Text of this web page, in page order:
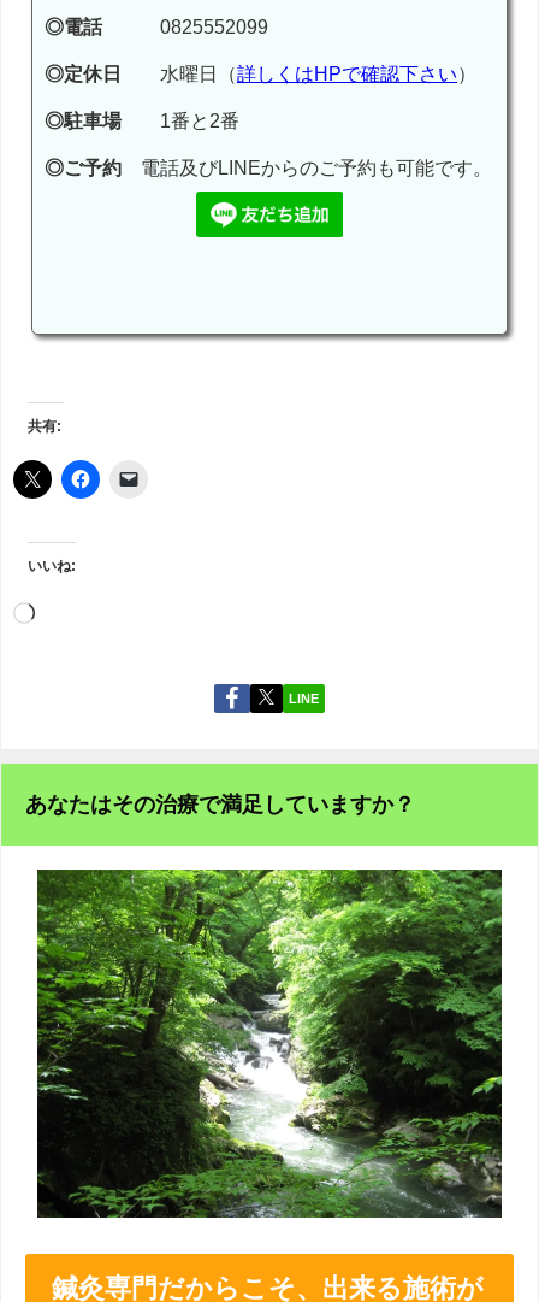
◎電話0825552099
◎定休日 水曜日（詳しくはHPで確認下さい）
◎駐車場1番と2番
◎ご予約 電話及びLINEからのご予約も可能です。
共有:
いいね:
LINE
あなたはその治療で満足していますか？
鍼灸専門だからこそ、出来る施術が